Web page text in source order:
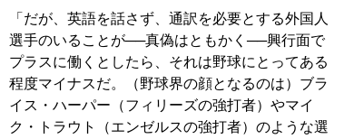
「だが、英語を話さず、通訳を必要とする外国人
選手のいることが──真偽はともかく──興行面で
プラスに働くとしたら、それは野球にとってある
程度マイナスだ。（野球界の顔となるのは）ブラ
イス・ハーパー（フィリーズの強打者）やマイ
ク・トラウト（エンゼルスの強打者）のような選